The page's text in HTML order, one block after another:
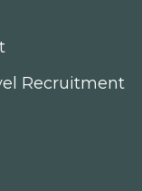
Recruitment